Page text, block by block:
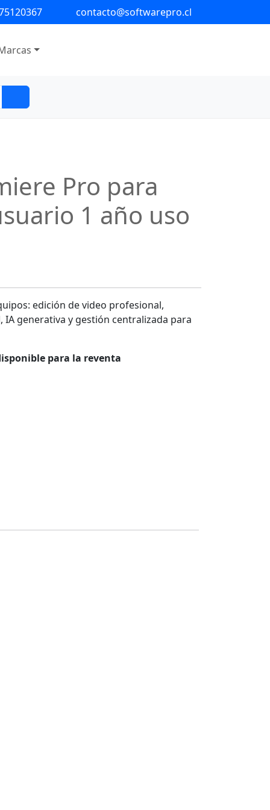
contacto@softwarepro.cl
Pro para
1 año uso
edición de video profesional,
generativa y gestión centralizada para
para la reventa